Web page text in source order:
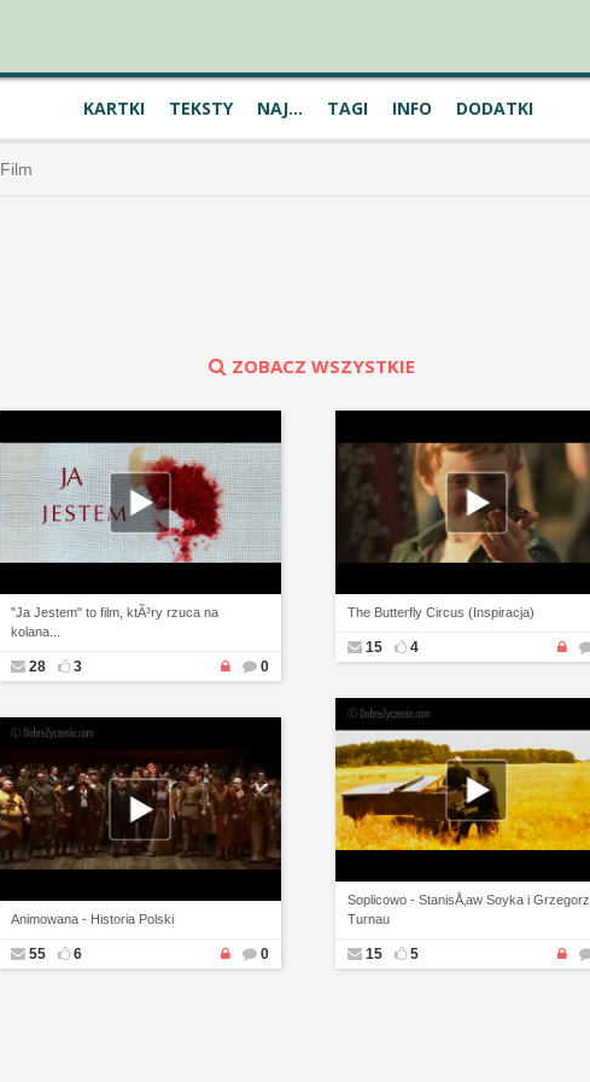
KARTKI TEKSTY NAJ... TAGI INFO DODATKI
Film
ZOBACZ WSZYSTKIE
"Ja Jestem" to film, ktÃ³ry rzuca na
kolana...
28 3 0
The Butterfly Circus (Inspiracja)
15 4
Soplicowo - StanisÅ‚aw Soyka i Grzegorz
Turnau
15 5
Animowana - Historia Polski
55 6 0